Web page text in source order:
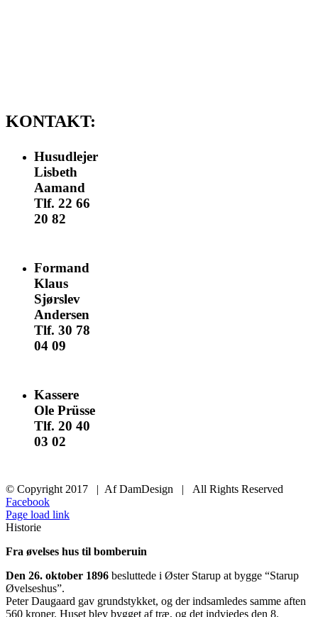
KONTAKT:
Husudlejer
Lisbeth
Aamand
Tlf. 22 66
20 82
Formand
Klaus
Sjørslev
Andersen
Tlf. 30 78
04 09
Kassere
Ole Prüsse
Tlf. 20 40
03 02
© Copyright 2017 | Af DamDesign | All Rights Reserved
Facebook
Page load link
Historie
Fra øvelses hus til bomberuin
Den 26. oktober 1896 besluttede i Øster Starup at bygge “Starup
Øvelseshus”.
Peter Daugaard gav grundstykket, og der indsamledes samme aften
560 kroner. Huset blev bygget af træ, og det indviedes den 8.